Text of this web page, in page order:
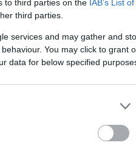
to third parties on the IAB’s List of
third parties.
services and may gather and
You may click to grant
data for below specified
Erre figyelj,
ezzel